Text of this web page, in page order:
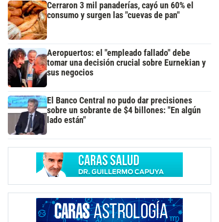
Cerraron 3 mil panaderías, cayó un 60% el
consumo y surgen las "cuevas de pan"
Aeropuertos: el "empleado fallado" debe
tomar una decisión crucial sobre Eurnekian y
sus negocios
El Banco Central no pudo dar precisiones
sobre un sobrante de $4 billones: "En algún
lado están"